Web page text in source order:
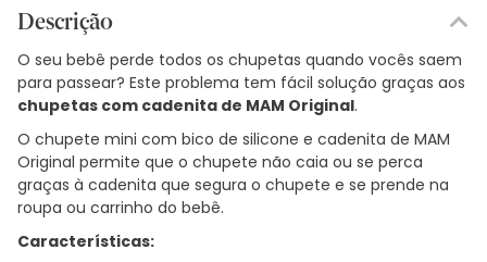
Descrição
O seu bebê perde todos os chupetas quando vocês saem
para passear? Este problema tem fácil solução graças aos
chupetas com cadenita de MAM Original.
O chupete mini com bico de silicone e cadenita de MAM
Original permite que o chupete não caia ou se perca
graças à cadenita que segura o chupete e se prende na
roupa ou carrinho do bebê.
Características: